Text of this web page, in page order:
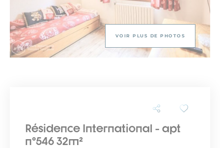
VOIR PLUS DE PHOTOS
Résidence International - apt
n°546 32m²